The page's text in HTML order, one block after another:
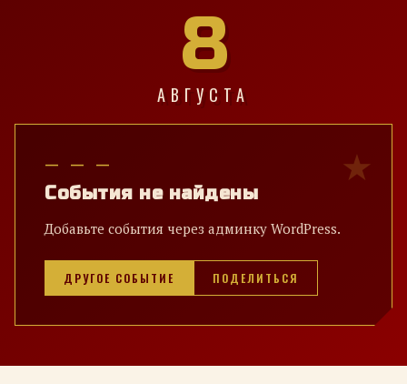
8
АВГУСТА
— — —
События не найдены
Добавьте события через админку WordPress.
ДРУГОЕ СОБЫТИЕ ПОДЕЛИТЬСЯ